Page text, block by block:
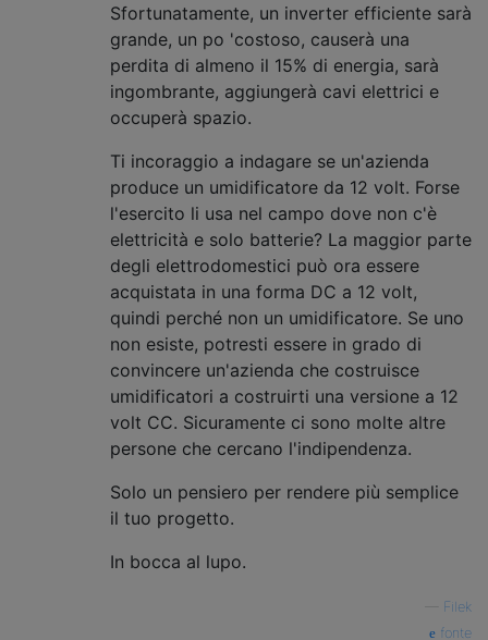
Sfortunatamente, un inverter efficiente sarà
grande, un po 'costoso, causerà una
perdita di almeno il 15% di energia, sarà
ingombrante, aggiungerà cavi elettrici e
occuperà spazio.
Ti incoraggio a indagare se un'azienda
produce un umidificatore da 12 volt. Forse
l'esercito li usa nel campo dove non c'è
elettricità e solo batterie? La maggior parte
degli elettrodomestici può ora essere
acquistata in una forma DC a 12 volt,
quindi perché non un umidificatore. Se uno
non esiste, potresti essere in grado di
convincere un'azienda che costruisce
umidificatori a costruirti una versione a 12
volt CC. Sicuramente ci sono molte altre
persone che cercano l'indipendenza.
Solo un pensiero per rendere più semplice
il tuo progetto.
In bocca al lupo.
Filek
fonte